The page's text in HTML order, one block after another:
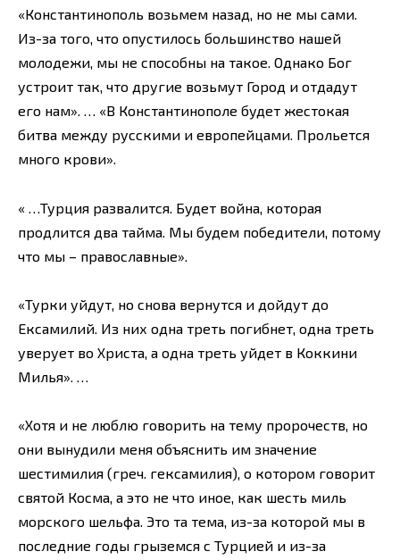
«Константинополь возьмем назад, но не мы сами.
Из-за того, что опустилось большинство нашей
молодежи, мы не способны на такое. Однако Бог
устроит так, что другие возьмут Город и отдадут
его нам». … «В Константинополе будет жестокая
битва между русскими и европейцами. Прольется
много крови».
« …Турция развалится. Будет война, которая
продлится два тайма. Мы будем победители, потому
что мы – православные».
«Турки уйдут, но снова вернутся и дойдут до
Ексамилий. Из них одна треть погибнет, одна треть
уверует во Христа, а одна треть уйдет в Коккини
Милья». …
«Хотя и не люблю говорить на тему пророчеств, но
они вынудили меня объяснить им значение
шестимилия (греч. гексамилия), о котором говорит
святой Косма, а это не что иное, как шесть миль
морского шельфа. Это та тема, из-за которой мы в
последние годы грыземся с Турцией и из-за